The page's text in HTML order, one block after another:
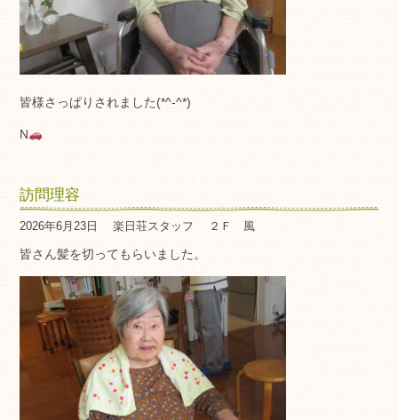
皆様さっぱりされました(*^-^*)
N
訪問理容
2026年6月23日 楽日荘スタッフ ２Ｆ 風
皆さん髪を切ってもらいました。